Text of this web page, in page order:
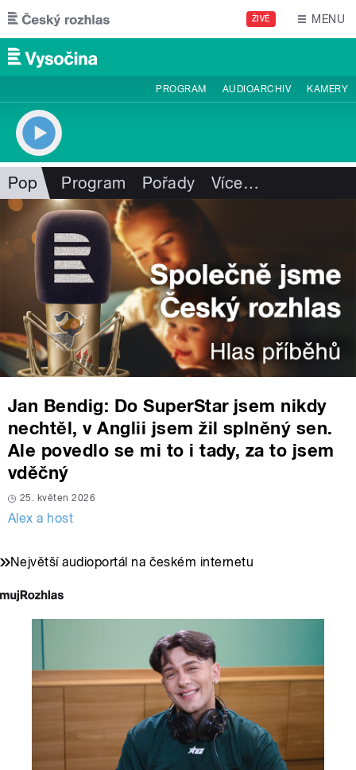
Přejít k hlavnímu obsahu
ŽIVĚ MENU
PROGRAM AUDIOARCHIV KAMERY
Pop Program Pořady Více…
Jan Bendig: Do SuperStar jsem nikdy
nechtěl, v Anglii jsem žil splněný sen.
Ale povedlo se mi to i tady, za to jsem
vděčný
25. květen 2026
Alex a host
Největší audioportál na českém internetu